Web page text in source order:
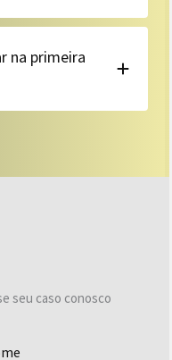
na primeira
seu caso conosco